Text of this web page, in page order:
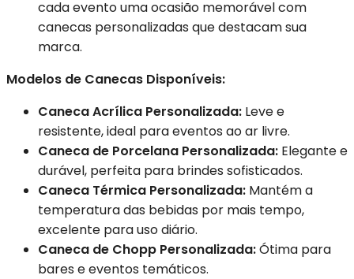
cada evento uma ocasião memorável com
canecas personalizadas que destacam sua
marca.
Modelos de Canecas Disponíveis:
Caneca Acrílica Personalizada: Leve e
resistente, ideal para eventos ao ar livre.
Caneca de Porcelana Personalizada: Elegante e
durável, perfeita para brindes sofisticados.
Caneca Térmica Personalizada: Mantém a
temperatura das bebidas por mais tempo,
excelente para uso diário.
Caneca de Chopp Personalizada:Ótima para
bares e eventos temáticos.